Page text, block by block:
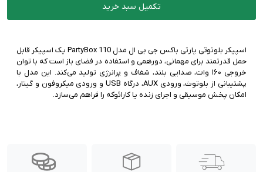
تکمیل سبد خرید
اسپیکر بلوتوثی پارتی باکس جی بی ال مدل PartyBox 110 یک اسپیکر قابل
حمل قدرتمند برای مهمانی، دورهمی و استفاده در فضای باز است که با توان
خروجی ۱۶۰ وات، صدایی بلند، شفاف و پرانرژی تولید می‌کند. این مدل با
پشتیبانی از بلوتوث، ورودی AUX، درگاه USB و ورودی میکروفون و گیتار،
امکان پخش موسیقی و اجرای زنده یا کارائوکه را فراهم می‌سازد.